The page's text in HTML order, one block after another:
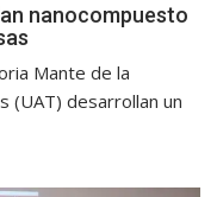
nanocompuesto
Mante de la
(UAT) desarrollan un